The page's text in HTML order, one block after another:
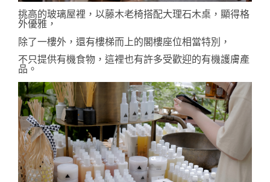
挑高的玻璃屋裡，以藤木老椅搭配大理石木桌，顯得格
外優雅，
除了一樓外，還有樓梯而上的閣樓座位相當特別，
不只提供有機食物，這裡也有許多受歡迎的有機護膚產
品。